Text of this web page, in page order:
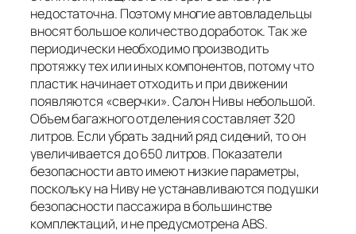
недостаточна. Поэтому многие автовладельцы
вносят большое количество доработок. Так же
периодически необходимо производить
протяжку тех или иных компонентов, потому что
пластик начинает отходить и при движении
появляются «сверчки». Салон Нивы небольшой.
Объем багажного отделения составляет 320
литров. Если убрать задний ряд сидений, то он
увеличивается до 650 литров. Показатели
безопасности авто имеют низкие параметры,
поскольку на Ниву не устанавливаются подушки
безопасности пассажира в большинстве
комплектаций, и не предусмотрена ABS.